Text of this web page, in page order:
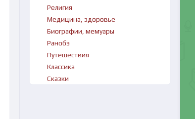
Религия
Медицина, здоровье
Биографии, мемуары
Ранобэ
Путешествия
Классика
Сказки